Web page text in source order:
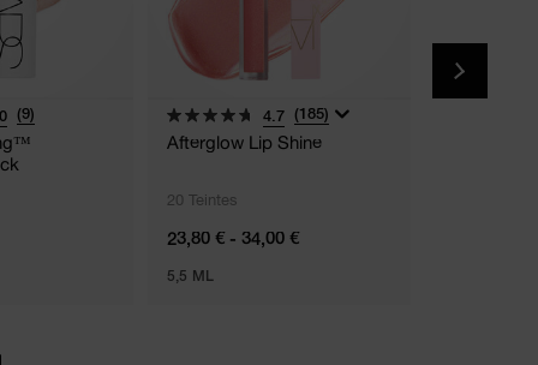
(9) 4.7 (185)
Afterglow Lip Shine
20 Teintes
23,80 € - 34,00 €
5,5 ML